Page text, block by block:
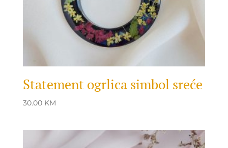
Statement ogrlica simbol sreće
30.00 KM